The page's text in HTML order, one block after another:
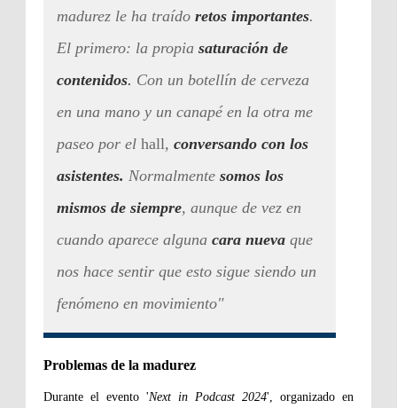
madurez le ha traído retos importantes.
El primero: la propia saturación de
contenidos. Con un botellín de cerveza
en una mano y un canapé en la otra me
paseo por el hall, conversando con los
asistentes. Normalmente somos los
mismos de siempre, aunque de vez en
cuando aparece alguna cara nueva que
nos hace sentir que esto sigue siendo un
fenómeno en movimiento"
Problemas de la madurez
Durante el evento 'Next in Podcast 2024', organizado en